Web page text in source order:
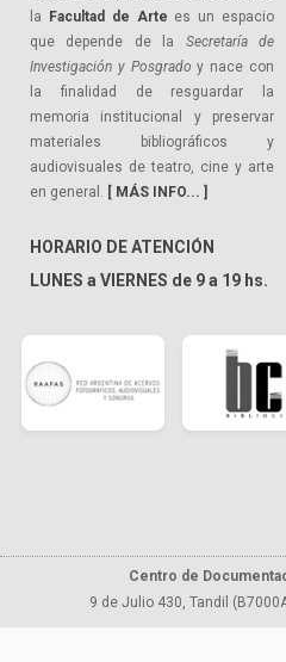
la
Facultad de Arte es un espacio
que depende de la Secretaría de
Investigación y Posgrado y nace con
la finalidad de resguardar la
memoria institucional y preservar
materiales bibliográficos y
audiovisuales de teatro, cine y arte
en general. [ MÁS INFO... ]
HORARIO DE ATENCIÓN
LUNES a VIERNES de 9 a 19 hs.
Centro de
9 de Julio 430, Tandil